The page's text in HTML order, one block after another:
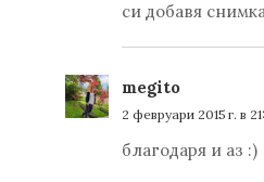
си добавя
megito
2 февруари 2015 г. в
благодаря и аз :)